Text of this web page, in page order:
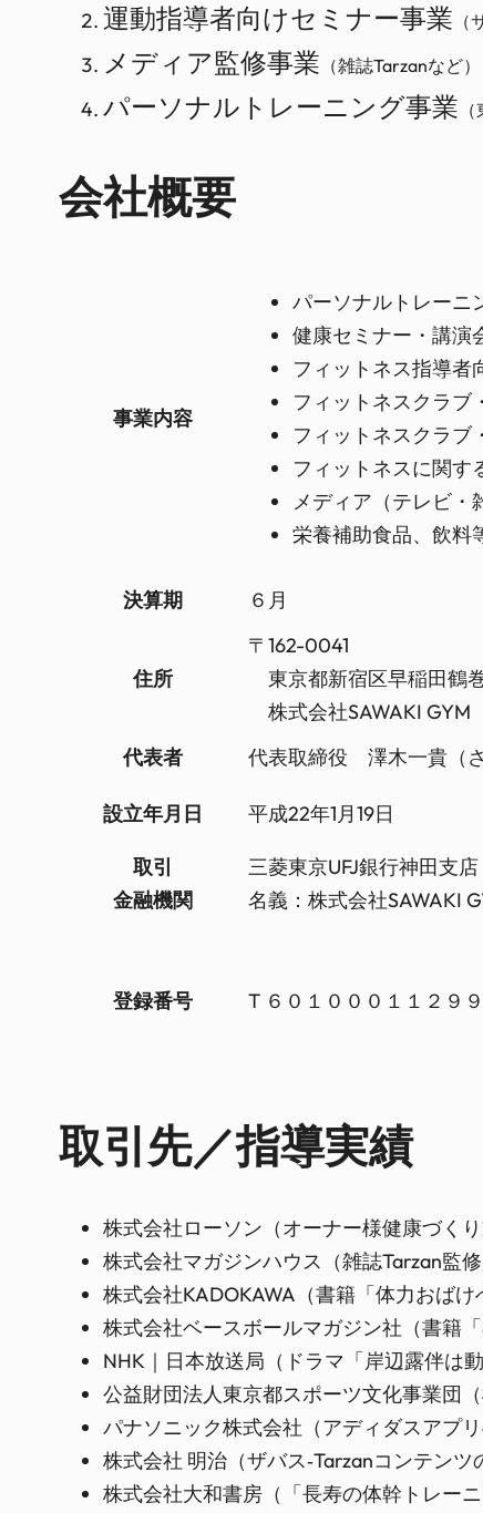
運動指導者向けセミナー事業
メディア監修事業 （雑誌Tarzanなど）
パーソナルトレーニング事業
会社概要
事業内容
パーソナルトレーニ
健康セミナー・講演
フィットネス指導者
フィットネスクラブ
フィットネスクラブ
フィットネスに関す
メディア（テレビ・
栄養補助食品、飲料
決算期 ６月
住所
〒162-0041
東京都新宿区早稲田鶴
株式会社SAWAKI GYM
代表者
代表取締役 澤木一貴（さ
設立年月日 平成22年1月19日
取引
金融機関
三菱東京UFJ銀行神田支
名義：株式会社SAWAKI
登録番号 T ６０１０００１１２９
取引先／指導実績
株式会社ローソン（オーナー様健康づくり
株式会社マガジンハウス（雑誌Tarzan監修
株式会社KADOKAWA（書籍「体力おばけ
株式会社ベースボールマガジン社（書籍
NHK｜日本放送局（ドラマ「岸辺露伴は
公益財団法人東京都スポーツ文化事業団（
パナソニック株式会社（アディダスアプリ
株式会社 明治（ザバス‐Tarzanコンテンツ
株式会社大和書房（「長寿の体幹トレーニ